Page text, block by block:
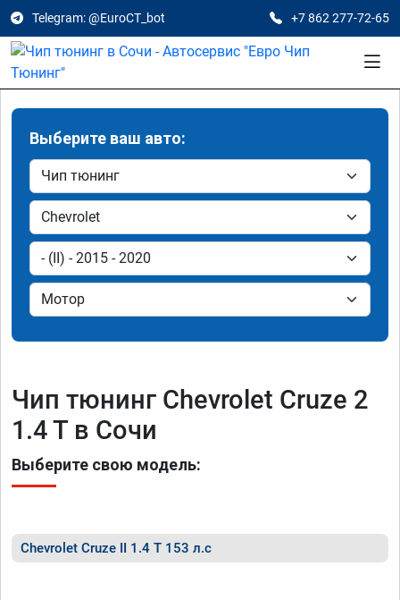
Telegram: @EuroCT_bot +7 862 277-72-65
Выберите ваш авто:
Чип тюнинг Chevrolet Cruze 2
1.4 T в Сочи
Выберите свою модель:
Chevrolet Cruze II 1.4 T 153 л.с